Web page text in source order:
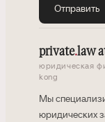
Отправить
private.law
юридическая
kong
Мы
юридических